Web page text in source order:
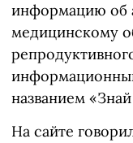
информацию об
медицинскому
названием
На сайте